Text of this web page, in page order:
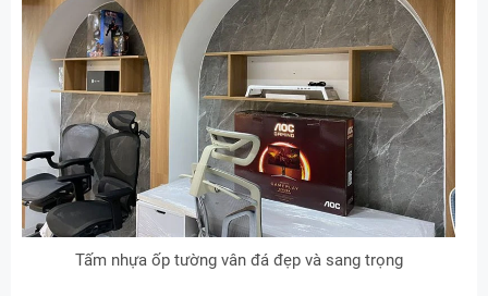
Tấm nhựa ốp tường vân đá đẹp và sang trọng